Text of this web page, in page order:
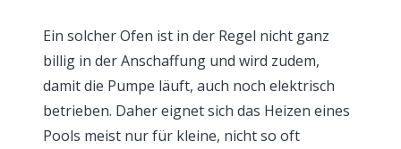
Ein solcher Ofen ist in der Regel nicht ganz
billig in der Anschaffung und wird zudem,
damit die Pumpe läuft, auch noch elektrisch
betrieben. Daher eignet sich das Heizen eines
Pools meist nur für kleine, nicht so oft